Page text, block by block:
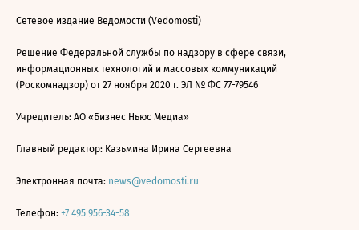
Сетевое издание Ведомости (Vedomosti)
Решение Федеральной службы по надзору в сфере связи,
информационных технологий и массовых коммуникаций
(Роскомнадзор) от 27 ноября 2020 г. ЭЛ № ФС 77-79546
Учредитель: АО «Бизнес Ньюс Медиа»
Главный редактор: Казьмина Ирина Сергеевна
Электронная почта: news@vedomosti.ru
Телефон: +7 495 956-34-58